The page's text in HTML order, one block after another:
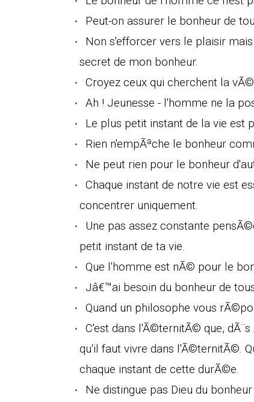
Peut-on assurer le bonheur de
Non s'efforcer vers le plaisir
secret de mon bonheur.
Croyez ceux qui cherchent la
Ah ! Jeunesse - l'homme ne la
Le plus petit instant de la vie est
Rien n'empÃªche le bonheur
Ne peut rien pour le bonheur
Chaque instant de notre vie est
concentrer uniquement.
Une pas assez constante
petit instant de ta vie.
Que l'homme est nÃ© pour le
Jâ€™ai besoin du bonheur de
Quand un philosophe vous
C'est dans l'Ã©ternitÃ© que,
qu'il faut vivre dans l'Ã©ternitÃ©.
chaque instant de cette durÃ©e.
Ne distingue pas Dieu du